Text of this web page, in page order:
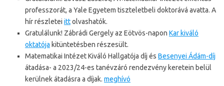
professzorát, a Yale Egyetem tiszteletbeli doktorává avatta. A
hír részletei ittolvashatók.
Gratulálunk! Zábrádi Gergely az Eötvös-napon Kar kiváló
oktatója kitüntetésben részesült.
Matematikai Intézet Kiváló Hallgatója díj és Besenyei Ádám-díj
átadása- a 2023/24-es tanévzáró rendezvény keretein belül
kerülnek átadásra a díjak. meghívó